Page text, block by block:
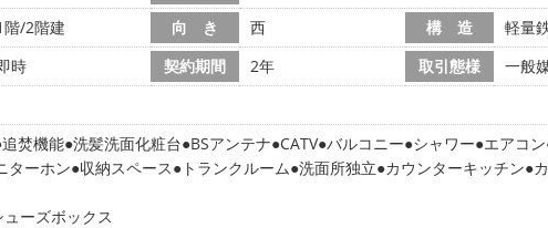
階/2階建 向 き 西 構 造
軽量
時 契約期間 2年 取引態様
一般
追焚機能 洗髪洗面化粧台 BSアンテナ CATV バルコニー シャワー エアコン
ターホン 収納スペース トランクルーム 洗面所独立 カウンターキッチン
ーズボックス